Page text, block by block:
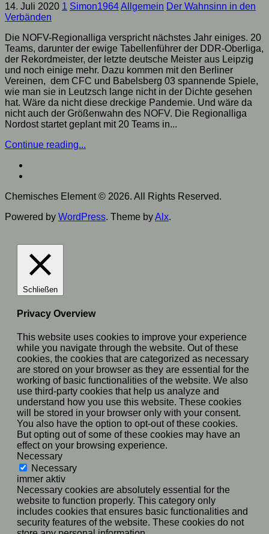
14. Juli 2020 1 Simon1964Allgemein Der Wahnsinn in den
Verbänden
Die NOFV-Regionalliga verspricht nächstes Jahr einiges. 20
Teams, darunter der ewige Tabellenführer der DDR-Oberliga,
der Rekordmeister, der letzte deutsche Meister aus Leipzig
und noch einige mehr. Dazu kommen mit den Berliner
Vereinen, dem CFC und Babelsberg 03 spannende Spiele,
wie man sie in Leutzsch lange nicht in der Dichte gesehen
hat. Wäre da nicht diese dreckige Pandemie. Und wäre da
nicht auch der Größenwahn des NOFV. Die Regionalliga
Nordost startet geplant mit 20 Teams in...
Continue reading...
Chemisches Element © 2026. All Rights Reserved.
Powered by WordPress. Theme byAlx.
Schließen
Privacy Overview
This website uses cookies to improve your experience
while you navigate through the website. Out of these
cookies, the cookies that are categorized as necessary
are stored on your browser as they are essential for the
working of basic functionalities of the website. We also
use third-party cookies that help us analyze and
understand how you use this website. These cookies
will be stored in your browser only with your consent.
You also have the option to opt-out of these cookies.
But opting out of some of these cookies may have an
effect on your browsing experience.
Necessary
Necessary
immer aktiv
Necessary cookies are absolutely essential for the
website to function properly. This category only
includes cookies that ensures basic functionalities and
security features of the website. These cookies do not